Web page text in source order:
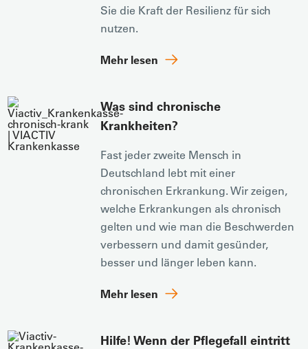
Sie die Kraft der Resilienz für sich
nutzen.
Mehr lesen
Was sind chronische
Krankheiten?
Fast jeder zweite Mensch in
Deutschland lebt mit einer
chronischen Erkrankung. Wir zeigen,
welche Erkrankungen als chronisch
gelten und wie man die Beschwerden
verbessern und damit gesünder,
besser und länger leben kann.
Mehr lesen
Hilfe! Wenn der Pflegefall eintritt